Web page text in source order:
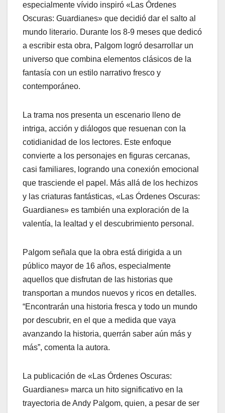
especialmente vívido inspiró «Las Órdenes
Oscuras: Guardianes» que decidió dar el salto al
mundo literario. Durante los 8-9 meses que dedicó
a escribir esta obra, Palgom logró desarrollar un
universo que combina elementos clásicos de la
fantasía con un estilo narrativo fresco y
contemporáneo.
La trama nos presenta un escenario lleno de
intriga, acción y diálogos que resuenan con la
cotidianidad de los lectores. Este enfoque
convierte a los personajes en figuras cercanas,
casi familiares, logrando una conexión emocional
que trasciende el papel. Más allá de los hechizos
y las criaturas fantásticas, «Las Órdenes Oscuras:
Guardianes» es también una exploración de la
valentía, la lealtad y el descubrimiento personal.
Palgom señala que la obra está dirigida a un
público mayor de 16 años, especialmente
aquellos que disfrutan de las historias que
transportan a mundos nuevos y ricos en detalles.
“Encontrarán una historia fresca y todo un mundo
por descubrir, en el que a medida que vaya
avanzando la historia, querrán saber aún más y
más”, comenta la autora.
La publicación de «Las Órdenes Oscuras:
Guardianes» marca un hito significativo en la
trayectoria de Andy Palgom, quien, a pesar de ser